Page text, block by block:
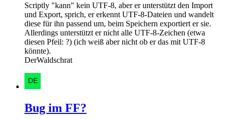
Scriptly "kann" kein UTF-8, aber er unterstützt den Import
und Export, sprich, er erkennt UTF-8-Dateien und wandelt
diese für ihn passend um, beim Speichern exportiert er sie.
Allerdings unterstützt er nicht alle UTF-8-Zeichen (etwa
diesen Pfeil: ?) (ich weiß aber nicht ob er das mit UTF-8
könnte).
DerWaldschrat
Bug im FF?